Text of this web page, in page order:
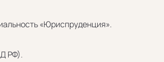
«Юриспруденция».
РФ).